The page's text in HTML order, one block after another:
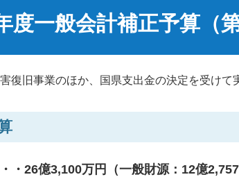
度一般会計補正予算（
復旧事業のほか、国県支出金の決定を受けて
・26億3,100万円（一般財源：12億2,757